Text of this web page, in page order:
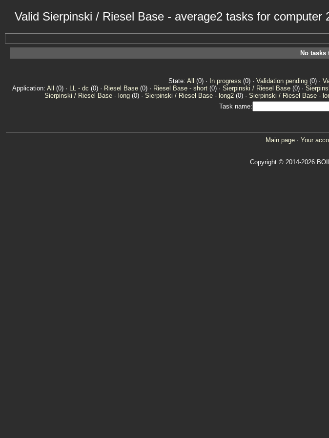
Valid Sierpinski / Riesel Base - average2 tasks for computer
No
State: All (0) · In progress (0) · Validation pending (0) ·
Application: All (0) · LL - dc (0) · Riesel Base(0) · Riesel Base - short(0) · Sierpinski / Riesel Base(0) ·
Sierpinski / Riesel Base - long(0) · Sierpinski / Riesel Base - long2(0) · Sierpinski / Riesel Base -
Task name:
Main page · Your
Copyright © 2014-2026